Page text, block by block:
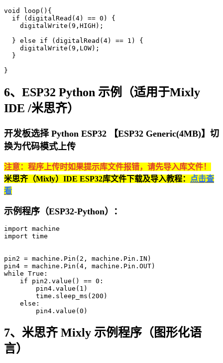
void loop(){
  if (digitalRead(4) == 0) {
    digitalWrite(9,HIGH);
  } else if (digitalRead(4) == 1) {
    digitalWrite(9,LOW);
  }
}
6、ESP32 Python 示例（适用于Mixly
IDE /米思齐）
开发板选择 Python ESP32 【ESP32 Generic(4MB)】切
换为代码模式上传
注意：程序上传时如果提示库文件报错，请先导入库文件！
米思齐（Mixly）IDE ESP32库文件下载及导入教程：
点击查
看
示例程序（ESP32-Python）：
import machine
import time
pin2 = machine.Pin(2, machine.Pin.IN)
pin4 = machine.Pin(4, machine.Pin.OUT)
while True:
    if pin2.value() == 0:
        pin4.value(1)
        time.sleep_ms(200)
    else:
        pin4.value(0)
7、米思齐 Mixly 示例程序（图形化语
言）